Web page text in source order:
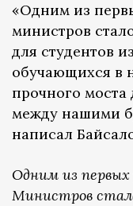
«Одним из
министров
для студентов
обучающихся в
прочного
между нашими
написал
Одним из
Министров